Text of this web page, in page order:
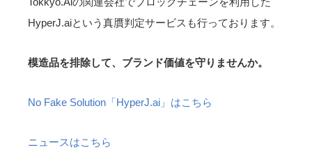
HyperJ.aiという真贋判定サービスも行っております。
模造品を排除して、ブランド価値を守りませんか。
No Fake Solution「HyperJ.ai」はこちら
ニュースはこちら